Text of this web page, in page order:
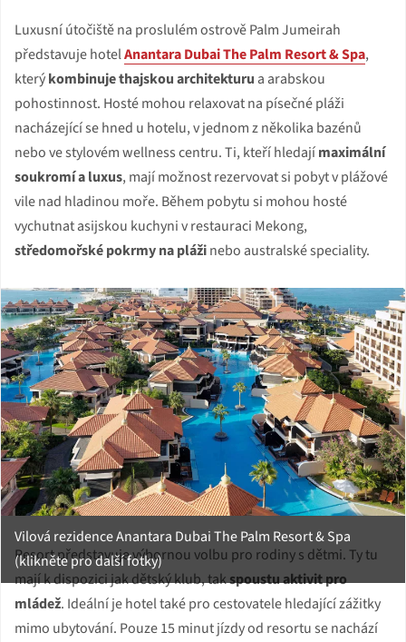
Luxusní útočiště na proslulém ostrově Palm Jumeirah
představuje hotelAnantara Dubai The Palm Resort & Spa,
kterýkombinuje thajskou architekturu a arabskou
pohostinnost. Hosté mohou relaxovat na písečné pláži
nacházející se hned u hotelu, v jednom z několika bazénů
nebo ve stylovém wellness centru. Ti, kteří hledajímaximální
soukromí a luxus, mají možnost rezervovat si pobyt v plážové
vile nad hladinou moře. Během pobytu si mohou hosté
vychutnat asijskou kuchyni v restauraci Mekong,
středomořské pokrmy na plážinebo australské speciality.
Vilová rezidence Anantara Dubai The Palm Resort & Spa
(klikněte pro další fotky)
Resort představuje výbornou volbu pro rodiny s dětmi. Ty tu
mají k dispozici jak dětský klub, takspoustu aktivit pro
mládež. Ideální je hotel také pro cestovatele hledající zážitky
mimo ubytování. Pouze 15 minut jízdy od resortu se nachází